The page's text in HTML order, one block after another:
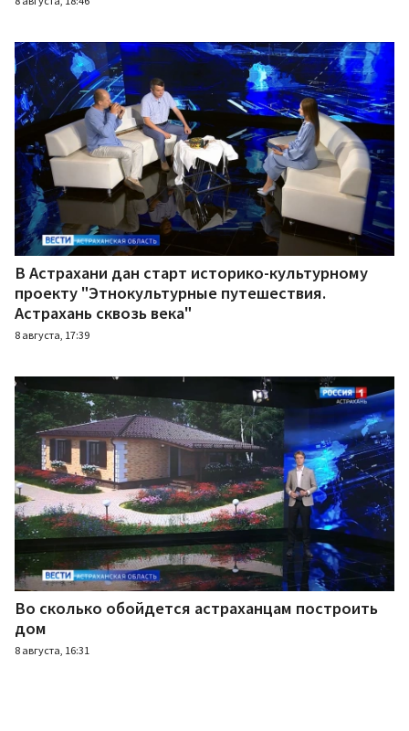
В Астрахани дан старт историко-культурному
проекту "Этнокультурные путешествия.
Астрахань сквозь века"
8 августа, 17:39
Во сколько обойдется астраханцам построить
дом
8 августа, 16:31